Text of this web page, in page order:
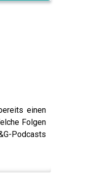
einen
Folgen
Podcasts